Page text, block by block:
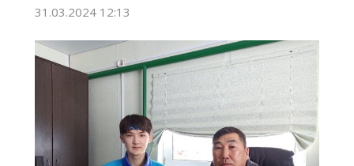
31.03.2024 12:13